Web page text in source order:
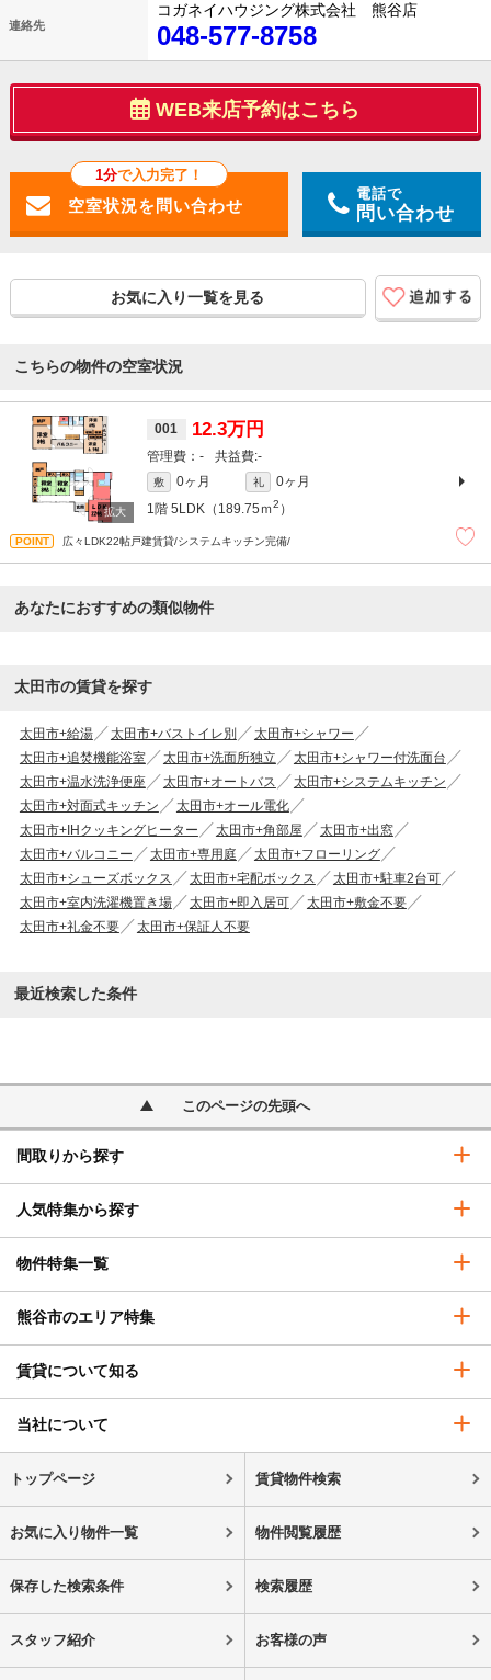
連絡先
コガネイハウジング株式会社 熊谷店
048-577-8758
WEB来店予約はこちら
1分で入力完了！
電話で
問い合わせ
お気に入り一覧を見る
こちらの物件の空室状況
001 12.3万円
- -
敷 0ヶ月 礼
0ヶ月
1階 5LDK（189.75ｍ2 ）
広々LDK22帖戸建賃貸/システムキッチン完備/
あなたにおすすめの類似物件
太田市の賃貸を探す
太田市+給湯 太田市+バストイレ別
太田市+シャワー
太田市+追焚機能浴室
太田市+洗面所独立
太田市+シャワー付洗面台
太田市+温水洗浄便座
太田市+オートバス
太田市+システムキッチン
太田市+対面式キッチン
太田市+オール電化
太田市+IHクッキングヒーター
太田市+角部屋
太田市+出窓
太田市+バルコニー
太田市+専用庭
太田市+フローリング
太田市+シューズボックス
太田市+宅配ボックス
太田市+駐車2台可
太田市+室内洗濯機置き場
太田市+即入居可
太田市+敷金不要
太田市+礼金不要
太田市+保証人不要
最近検索した条件
このページの先頭へ
間取りから探す
人気特集から探す
物件特集一覧
熊谷市のエリア特集
賃貸について知る
当社について
トップページ 賃貸物件検索
お気に入り物件一覧 物件閲覧履歴
保存した検索条件 検索履歴
スタッフ紹介 お客様の声